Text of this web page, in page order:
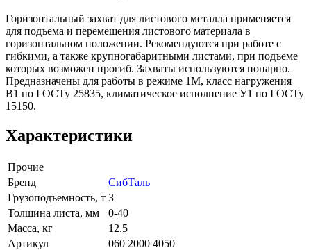
Горизонтальный захват для листового металла применяется
для подъема и перемещения листового материала в
горизонтальном положении. Рекомендуются при работе с
гибкими, а также крупногабаритными листами, при подъеме
которых возможен прогиб. Захваты используются попарно.
Предназначены для работы в режиме 1М, класс нагружения
В1 по ГОСТу 25835, климатическое исполнение У1 по ГОСТу
15150.
Характеристики
Прочие
Бренд
СибТаль
Грузоподъемность, т 3
Толщина листа, мм
0-40
Масса, кг
12.5
Артикул
060 2000 4050